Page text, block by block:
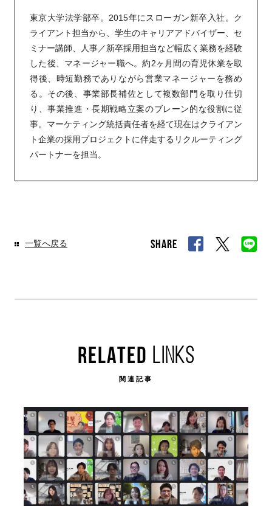
東京大学法学部卒。2015年にスローガン新卒入社。ク
ライアント担当から、学生のキャリアアドバイザー、セ
ミナー講師、人事／新卒採用担当など幅広く業務を経験
した後、マネージャー職へ。約2ヶ月間の育児休業を取
得後、時短勤務でありながら営業マネージャーを務め
る。その後、事業部長補佐として複数部門を取り仕切
り、事業推進・長期戦略立案のブレーン的な役割に従
事。マーケティング統括責任者を経て現在はクライアン
ト企業の採用プロジェクトに伴走するリクルーティング
パートナーを担当。
一覧へ戻る SHARE
RELATED LINKS
関連記事